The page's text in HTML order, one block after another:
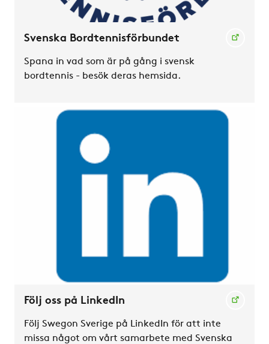
Svenska Bordtennisförbundet
Spana in vad som är på gång i svensk
bordtennis - besök deras hemsida.
Följ oss på LinkedIn
Följ Swegon Sverige på LinkedIn för att inte
missa något om vårt samarbete med Svenska